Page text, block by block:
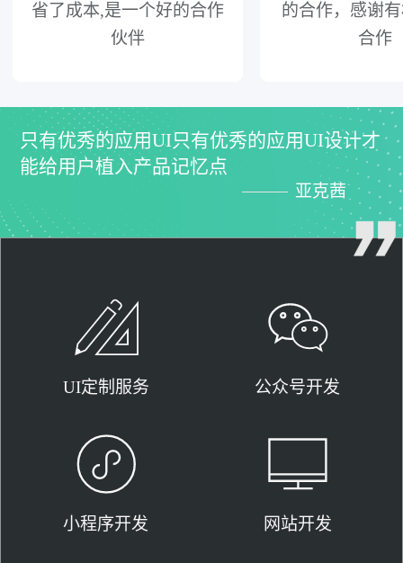
省了成本,是一个好的合作
伙伴
的合作，感谢
合作
只有优秀的应用UI只有优秀的应用UI设计才
能给用户植入产品记忆点
亚克茜
UI定制服务 公众号开发
小程序开发 网站开发